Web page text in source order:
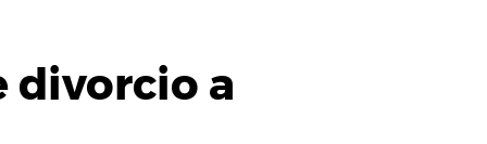
divorcio a